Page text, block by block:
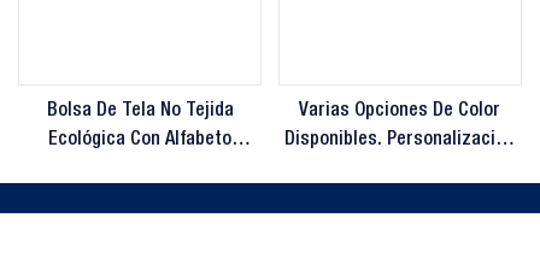
Bolsa De Tela No Tejida
Ecológica Con Alfabeto
Varias Opciones De Color
Disponibles. Personalización